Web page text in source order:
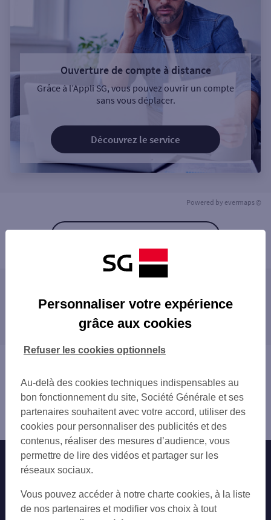
Ouverture de compte à distance
Grâce à l’Appli SG, vous pouvez ouvrir un compte
sans vous déplacer.
Découvrez le service
Powered by evermaps ©
CRECY LA CHAPELLE
LA FERTE SOUS JOUARRE
Les agences SG dans les villes à proximité
Coulommiers
Agence COULOMMIERS
Nos engagements Nous contacter
Autres sites SG
Professionnels
Personnaliser votre expérience
grâce aux cookies
Au-delà des cookies techniques indispensables au
bon fonctionnement du site, Société Générale et ses
partenaires souhaitent avec votre accord, utiliser des
cookies pour personnaliser des publicités et des
contenus, réaliser des mesures d’audience, vous
permettre de lire des vidéos et partager sur les
réseaux sociaux.
Vous pouvez accéder à notre charte cookies, à la liste
de nos partenaires et modifier vos choix à tout
Refuser les cookies optionnels